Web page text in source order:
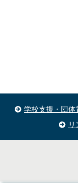
学校支援・団体